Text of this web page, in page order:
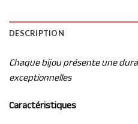
DESCRIPTION
Chaque bijou présente une
exceptionnelles
Caractéristiques